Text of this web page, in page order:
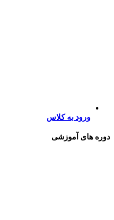
ورود به کلاس
دوره های آموزشی